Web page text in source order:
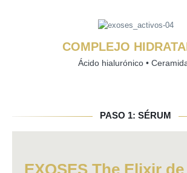
COMPLEJO
Ácido hialurónico •
PASO 1: SÉRUM
EXOSES The Elixir de